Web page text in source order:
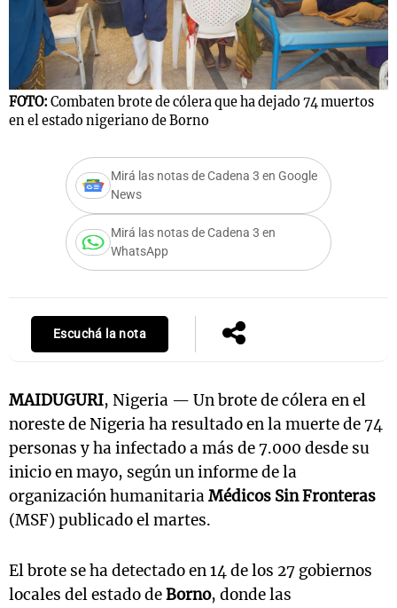
FOTO: Combaten brote de cólera que ha dejado 74 muertos
en el estado nigeriano de Borno
Mirá las notas de Cadena 3 en Google
News
Mirá las notas de Cadena 3 en
WhatsApp
Escuchá la nota
MAIDUGURI, Nigeria — Un brote de cólera en el
noreste de Nigeria ha resultado en la muerte de 74
personas y ha infectado a más de 7.000 desde su
inicio en mayo, según un informe de la
organización humanitariaMédicos Sin Fronteras
(MSF) publicado el martes.
El brote se ha detectado en 14 de los 27 gobiernos
locales del estado deBorno, donde las